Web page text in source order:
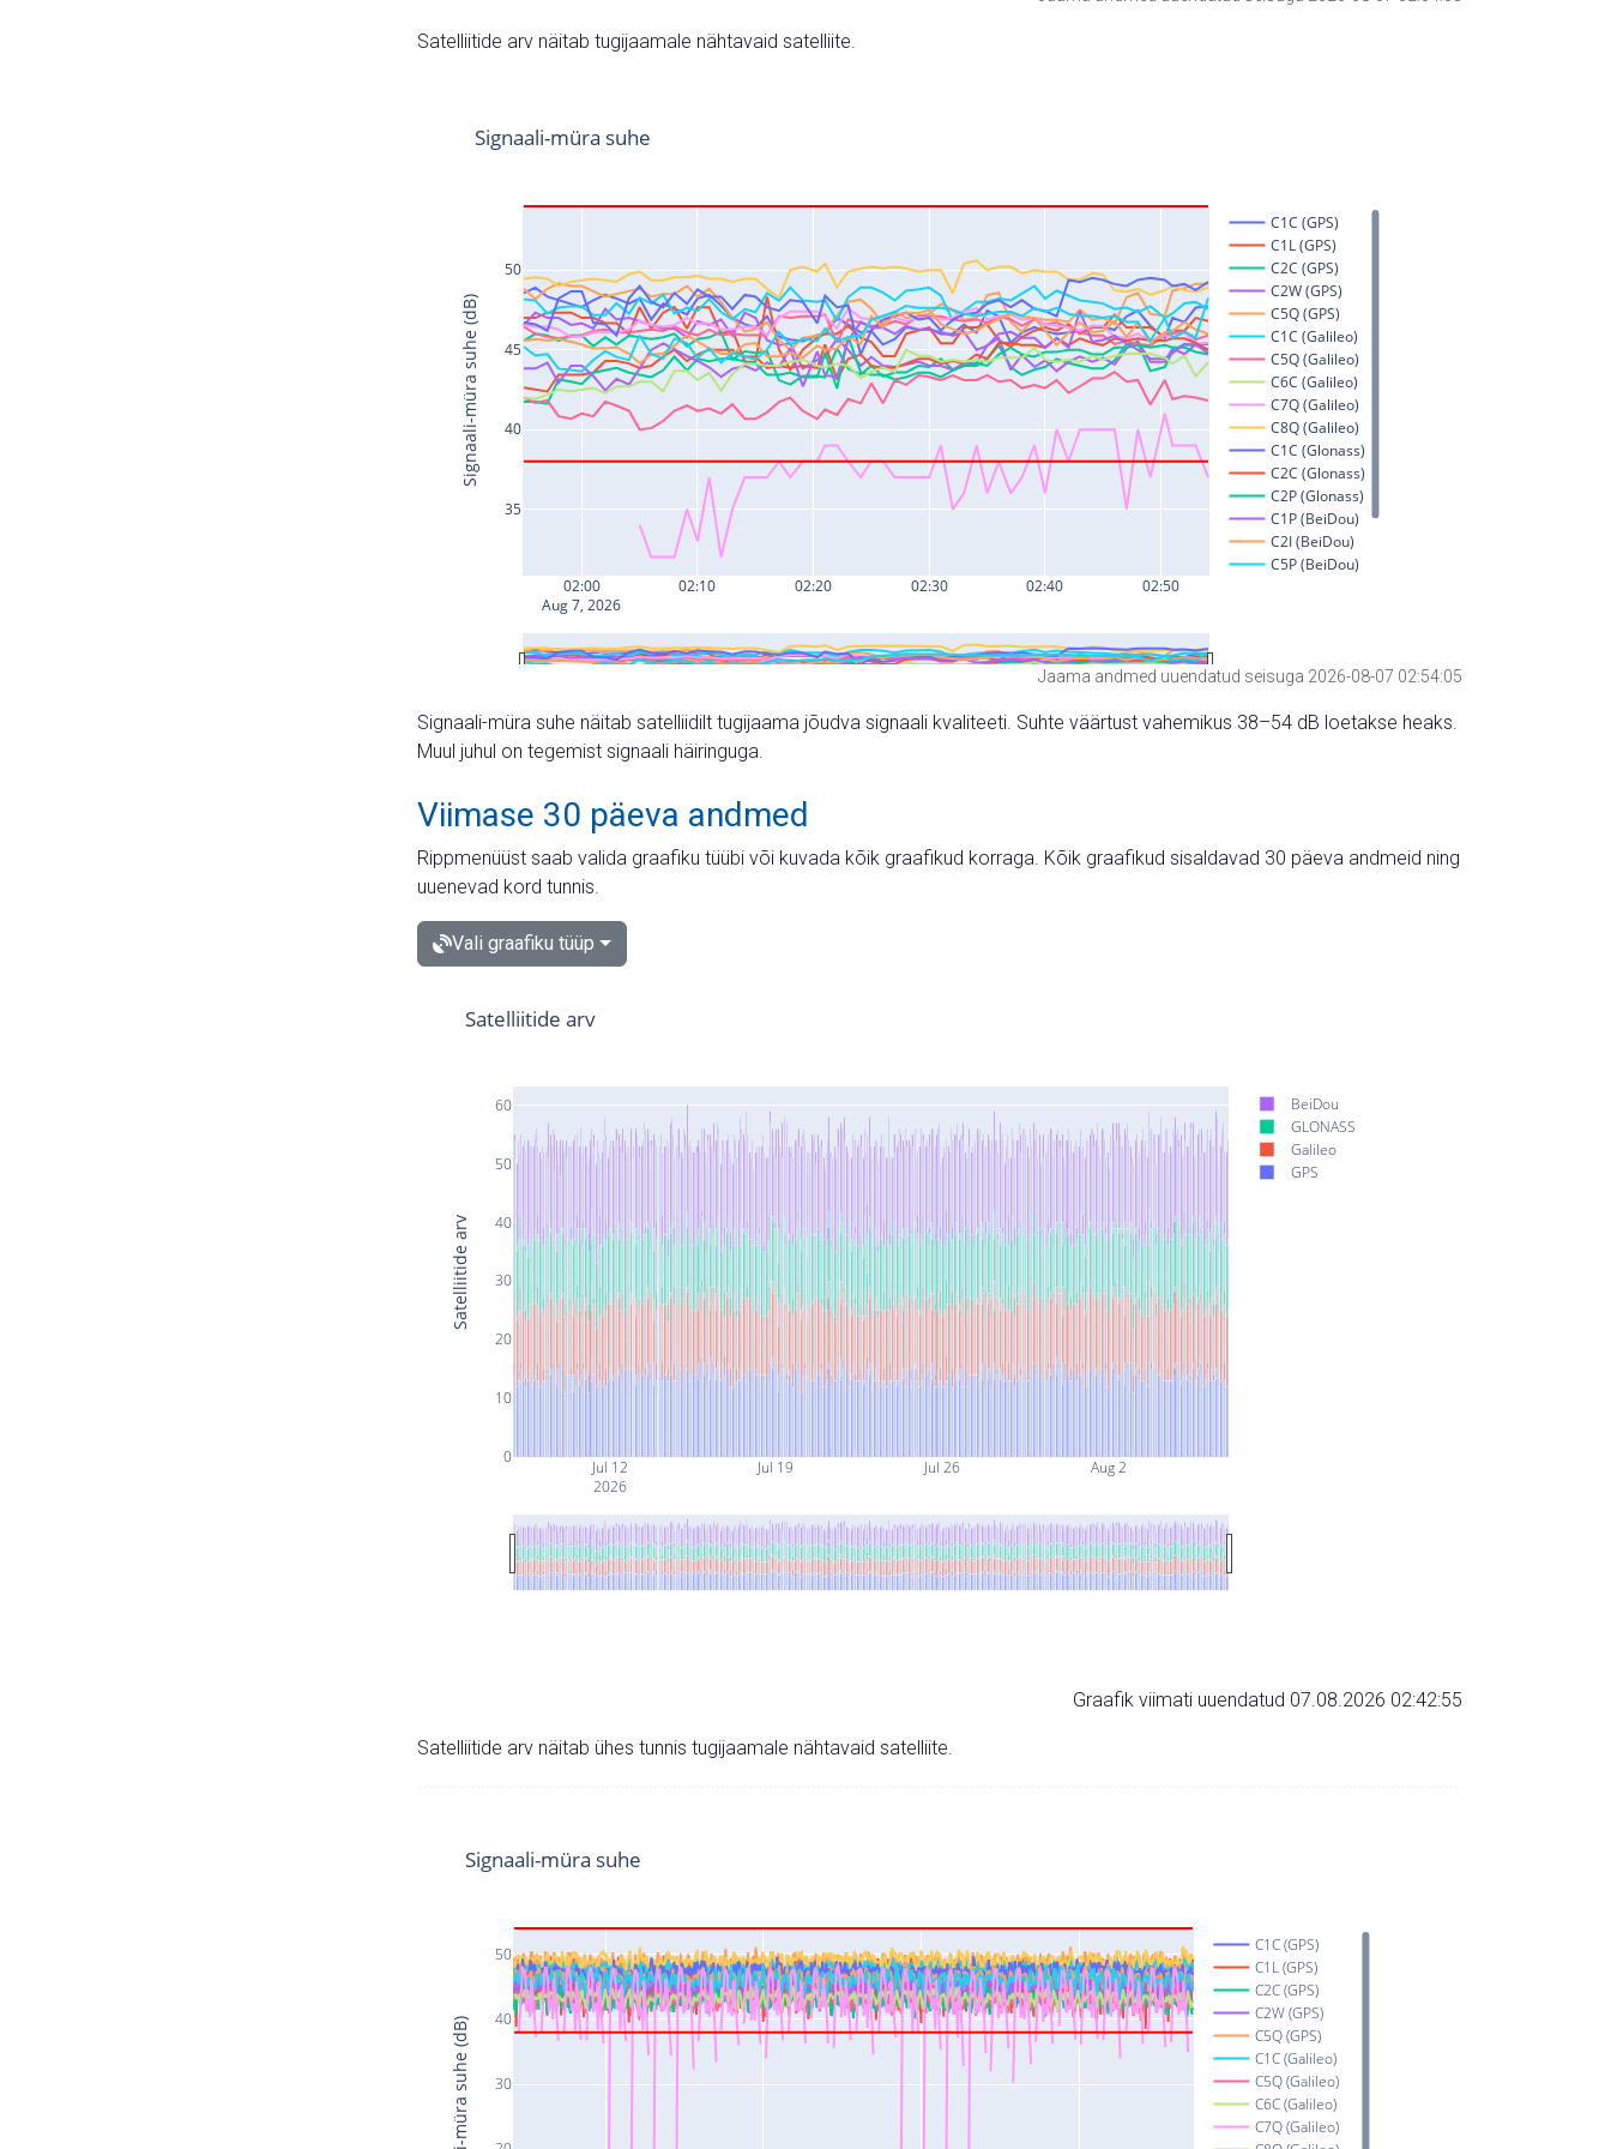
Satelliitide arv näitab tugijaamale nähtavaid satelliite.
Jaama andmed uuendatud seisuga 2026-08-07 02:54:05
Signaali-müra suhe näitab satelliidilt tugijaama jõudva signaali kvaliteeti. Suhte väärtust vahemikus 38–54 dB loetakse heaks.
Muul juhul on tegemist signaali häiringuga.
Viimase 30 päeva andmed
Rippmenüüst saab valida graafiku tüübi või kuvada kõik graafikud korraga. Kõik graafikud sisaldavad 30 päeva andmeid ning
uuenevad kord tunnis.
Vali graafiku tüüp
Jul 12
2026
Jul 19 Jul 26 Aug 2
0
10
20
30
40
50
60
BeiDou
GLONASS
Galileo
GPS
Satelliitide arv
Satelliitide arv
Graafik viimati uuendatud 07.08.2026 02:42:55
Satelliitide arv näitab ühes tunnis tugijaamale nähtavaid satelliite.
30
40
50
C1C (GPS)
C1L (GPS)
C2C (GPS)
C2W (GPS)
C5Q (GPS)
C1C (Galileo)
C5Q (Galileo)
C6C (Galileo)
C7Q (Galileo)
Signaali-müra suhe